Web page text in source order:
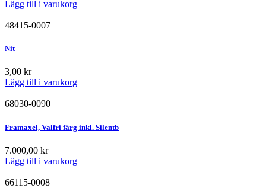
Lägg till i varukorg
48415-0007
Nit
3,00 kr
Lägg till i varukorg
68030-0090
Framaxel, Valfri färg inkl. Silentb
7.000,00 kr
Lägg till i varukorg
66115-0008